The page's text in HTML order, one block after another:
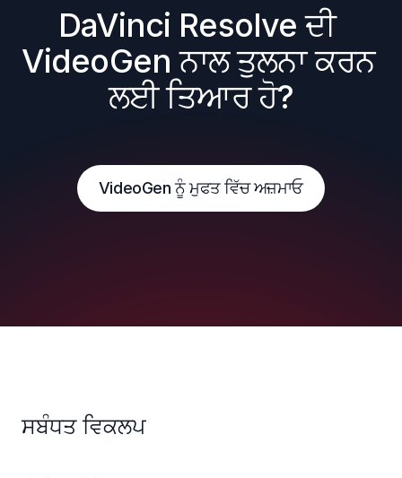
DaVinci Resolve ਦੀ
VideoGen ਨਾਲ ਤੁਲਨਾ ਕਰਨ
ਲਈ ਤਿਆਰ ਹੋ?
VideoGen ਨੂੰ ਮੁਫਤ ਵਿੱਚ ਅਜ਼ਮਾਓ
ਸਬੰਧਤ ਵਿਕਲਪ